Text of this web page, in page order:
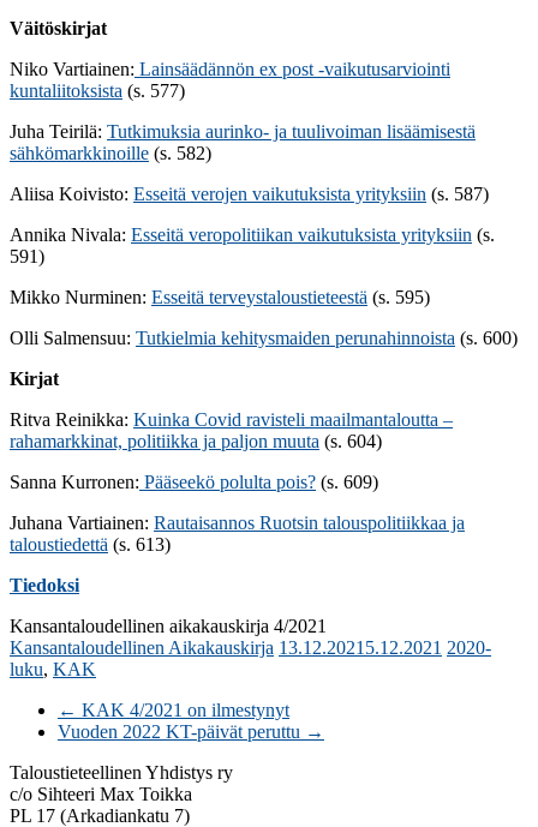
Väitöskirjat
Niko Vartiainen: Lainsäädännön ex post -vaikutusarviointi
kuntaliitoksista (s. 577)
Juha Teirilä: Tutkimuksia aurinko- ja tuulivoiman lisäämisestä
sähkömarkkinoille (s. 582)
Aliisa Koivisto: Esseitä verojen vaikutuksista yrityksiin (s. 587)
Annika Nivala: Esseitä veropolitiikan vaikutuksista yrityksiin (s.
591)
Mikko Nurminen: Esseitä terveystaloustieteestä (s. 595)
Olli Salmensuu: Tutkielmia kehitysmaiden perunahinnoista (s. 600)
Kirjat
Ritva Reinikka: Kuinka Covid ravisteli maailmantaloutta –
rahamarkkinat, politiikka ja paljon muuta (s. 604)
Sanna Kurronen: Pääseekö polulta pois? (s. 609)
Juhana Vartiainen: Rautaisannos Ruotsin talouspolitiikkaa ja
taloustiedettä (s. 613)
Tiedoksi
Kansantaloudellinen aikakauskirja 4/2021
Kansantaloudellinen Aikakauskirja 13.12.2021 5.12.2021 2020-
luku, KAK
← KAK 4/2021 on ilmestynyt
Vuoden 2022 KT-päivät peruttu →
Taloustieteellinen Yhdistys ry
c/o Sihteeri Max Toikka
PL 17 (Arkadiankatu 7)